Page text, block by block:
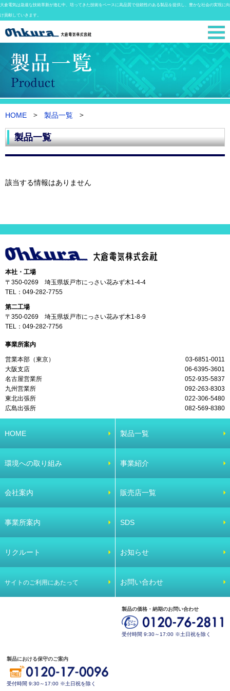
大倉電気は急速な技術革新が進む中、培ってきた技術をベースに高品質で信頼性のある製品を提供し、豊かな社会の実現に向
け貢献していきます。
HOME 製品一覧
製品一覧
該当する情報はありません
本社・工場
〒350-0269 埼玉県坂戸市にっさい花みず木1-4-4
TEL： 049-282-7755
第二工場
〒350-0269 埼玉県坂戸市にっさい花みず木1-8-9
TEL： 049-282-7756
事業所案内
営業本部（東京）
03-6851-0011
大阪支店
06-6395-3601
名古屋営業所
052-935-5837
九州営業所
092-263-8303
東北出張所
022-306-5480
広島出張所
082-569-8380
HOME 製品一覧
環境への取り組み 事業紹介
会社案内 販売店一覧
事業所案内 SDS
リクルート お知らせ
サイトのご利用にあたって お問い合わせ
製品の価格・納期のお問い合わせ
受付時間 9:30～17:00 ※土日祝を除く
製品における保守のご案内
受付時間 9:30～17:00 ※土日祝を除く